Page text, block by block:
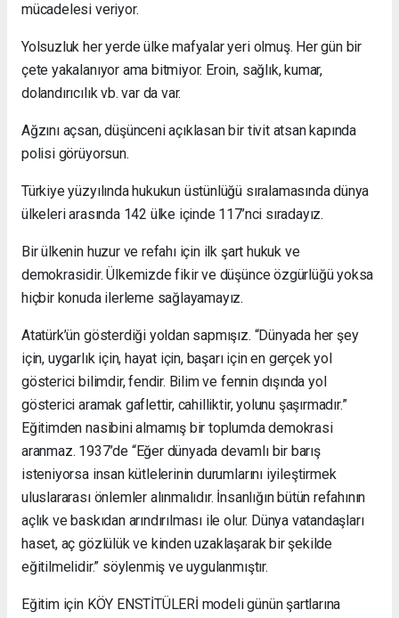
mücadelesi veriyor.
Yolsuzluk her yerde ülke mafyalar yeri olmuş. Her gün bir
çete yakalanıyor ama bitmiyor. Eroin, sağlık, kumar,
dolandırıcılık vb. var da var.
Ağzını açsan, düşünceni açıklasan bir tivit atsan kapında
polisi görüyorsun.
Türkiye yüzyılında hukukun üstünlüğü sıralamasında dünya
ülkeleri arasında 142 ülke içinde 117’nci sıradayız.
Bir ülkenin huzur ve refahı için ilk şart hukuk ve
demokrasidir. Ülkemizde fikir ve düşünce özgürlüğü yoksa
hiçbir konuda ilerleme sağlayamayız.
Atatürk’ün gösterdiği yoldan sapmışız. “Dünyada her şey
için, uygarlık için, hayat için, başarı için en gerçek yol
gösterici bilimdir, fendir. Bilim ve fennin dışında yol
gösterici aramak gaflettir, cahilliktir, yolunu şaşırmadır.”
Eğitimden nasibini almamış bir toplumda demokrasi
aranmaz. 1937’de “Eğer dünyada devamlı bir barış
isteniyorsa insan kütlelerinin durumlarını iyileştirmek
uluslararası önlemler alınmalıdır. İnsanlığın bütün refahının
açlık ve baskıdan arındırılması ile olur. Dünya vatandaşları
haset, aç gözlülük ve kinden uzaklaşarak bir şekilde
eğitilmelidir.” söylenmiş ve uygulanmıştır.
Eğitim için KÖY ENSTİTÜLERİ modeli günün şartlarına